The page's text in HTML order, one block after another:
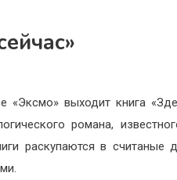
«Эксмо» выходит книга
романа,
раскупаются в считаные